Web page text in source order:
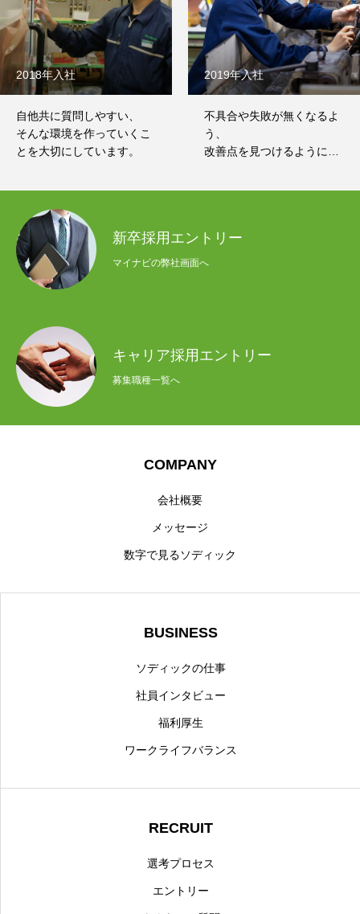
2018年入社
自他共に質問しやすい、
そんな環境を作っていくこ
とを大切にしています。
2019年入社
不具合や失敗が無くなるよ
う、
改善点を見つけるようにし
新卒採用エントリー
マイナビの弊社画面へ
キャリア採用エントリー
募集職種一覧へ
COMPANY
会社概要
メッセージ
数字で見るソディック
BUSINESS
ソディックの仕事
社員インタビュー
福利厚生
ワークライフバランス
RECRUIT
選考プロセス
エントリー